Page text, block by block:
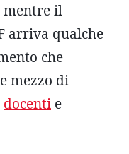
mentre il
arriva qualche
che
mezzo di
docenti e